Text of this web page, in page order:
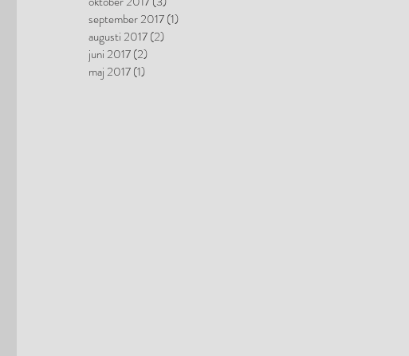
september 2017(1)
augusti 2017(2)
juni 2017(2)
maj 2017(1)